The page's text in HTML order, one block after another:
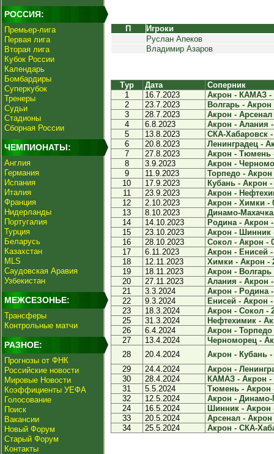
РОССИЯ:
Премьер-лига
Первая лига
Вторая лига
Кубок России
Календарь
Бомбардиры
Суперкубок
Тренеры
Судьи
Стадионы
Сборная России
ЧЕМПИОНАТЫ:
Англия
Германия
Испания
Италия
Франция
Нидерланды
Португалия
Турция
Беларусь
Казахстан
MLS
Саудовская Аравия
Узбекистан
МЕЖСЕЗОНЬЕ:
Трансферы
Контрольные матчи
РАЗНОЕ:
Прогнозы от ФНК
Российские новости
Мировые Новости
Коэффициенты УЕФА
Голосование
Поиск
Вакансии
Новый Форум
Старый Форум
Контакты
П
Игроки
Руслан Апеков
Владимир Азаров
Тур Дата
Соперник
1
16.7.2023
Акрон - КАМАЗ -
2
23.7.2023
Волгарь - Акрон
3
28.7.2023
Акрон - Арсенал
4
6.8.2023
Акрон - Алания
5
13.8.2023
СКА-Хабаровск
6
20.8.2023
Ленинградец -
7
27.8.2023
Акрон - Тюмень
8
3.9.2023
Акрон -
9
11.9.2023
Торпедо - Акрон
10
17.9.2023
Кубань - Акрон -
11
23.9.2023
Акрон -
12
2.10.2023
Акрон - Химки -
13
8.10.2023
Динамо-
14
14.10.2023
Родина - Акрон
15
23.10.2023
Акрон - Шинник
16
28.10.2023
Сокол - Акрон -
17
6.11.2023
Акрон - Енисей -
18
12.11.2023
Химки - Акрон -
19
18.11.2023
Акрон - Волгарь
20
27.11.2023
Алания - Акрон
21
3.3.2024
Акрон - Родина
22
9.3.2024
Енисей - Акрон -
23
18.3.2024
Акрон - Сокол -
25
31.3.2024
Нефтехимик -
26
6.4.2024
Акрон - Торпедо
27
13.4.2024
Черноморец -
28
20.4.2024
Акрон - Кубань -
29
24.4.2024
Акрон -
30
28.4.2024
КАМАЗ - Акрон -
31
5.5.2024
Тюмень - Акрон
32
12.5.2024
Акрон - Динамо-
24
16.5.2024
Шинник - Акрон
33
20.5.2024
Арсенал - Акрон
34
25.5.2024 Акрон - СКА-